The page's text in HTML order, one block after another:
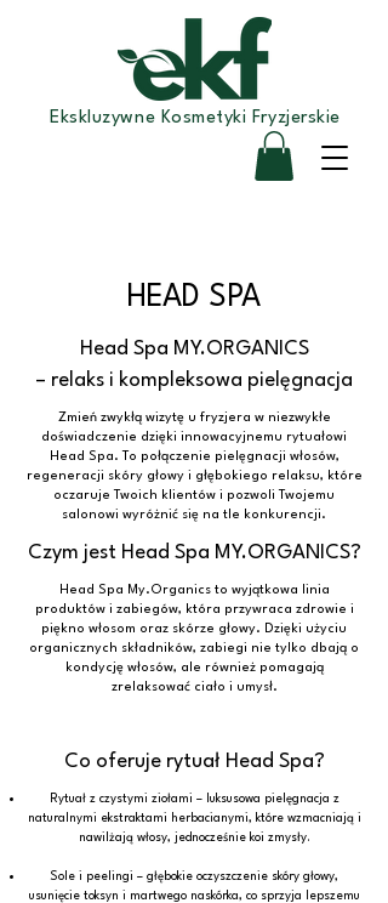
Ekskluzywne Kosmetyki Fryzjerskie
HEAD SPA
Head Spa MY.ORGANICS
– relaks i kompleksowa pielęgnacja
Zmień zwykłą wizytę u fryzjera w niezwykłe
doświadczenie dzięki innowacyjnemu rytuałowi
Head Spa. To połączenie pielęgnacji włosów,
regeneracji skóry głowy i głębokiego relaksu, które
oczaruje Twoich klientów i pozwoli Twojemu
salonowi wyróżnić się na tle konkurencji.
Czym jest Head Spa MY.ORGANICS?
Head Spa My.Organics to wyjątkowa linia
produktów i zabiegów, która przywraca zdrowie i
piękno włosom oraz skórze głowy. Dzięki użyciu
organicznych składników, zabiegi nie tylko dbają o
kondycję włosów, ale również pomagają
zrelaksować ciało i umysł.
Co oferuje rytuał Head Spa?
Rytuał z czystymi ziołami – luksusowa pielęgnacja z
naturalnymi ekstraktami herbacianymi, które wzmacniają i
nawilżają włosy, jednocześnie koi zmysły.
Sole i peelingi – głębokie oczyszczenie skóry głowy,
usunięcie toksyn i martwego naskórka, co sprzyja lepszemu